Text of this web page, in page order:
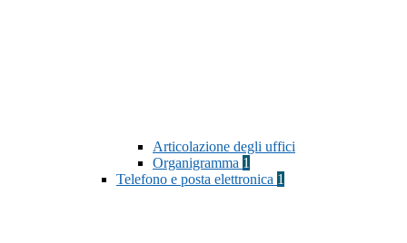
Articolazione degli uffici
Organigramma 1
Telefono e posta elettronica 1